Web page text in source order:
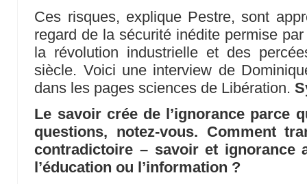
Ces risques, explique Pestre, sont
regard de la sécurité inédite permise
la révolution industrielle et des
siècle. Voici une interview de
dans les pages sciences de Libération.
Le savoir crée de l’ignorance parce
questions, notez-vous. Comment
contradictoire – savoir et ignorance
l’éducation ou l’information ?